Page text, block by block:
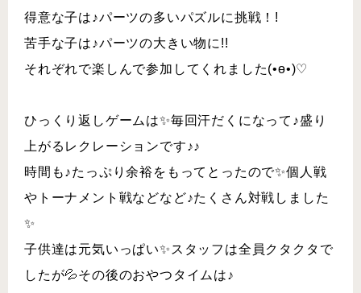
得意な子は♪パーツの多いパズルに挑戦！!
苦手な子は♪パーツの大きい物に!!
それぞれで楽しんで参加してくれました(•ө•)♡
ひっくり返しゲームは✨毎回汗だくになって♪盛り
上がるレクレーションです♪♪
時間も♪たっぷり余裕をもってとったので✨個人戦
やトーナメント戦などなど♪たくさん対戦しました
✨
子供達は元気いっぱい✨スタッフは全員クタクタで
したが💦その後のおやつタイムは♪